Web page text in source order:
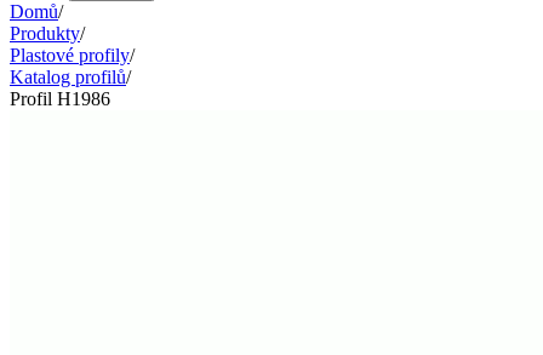
Domů/
Produkty/
Plastové profily/
Katalog profilů/
Profil H1986